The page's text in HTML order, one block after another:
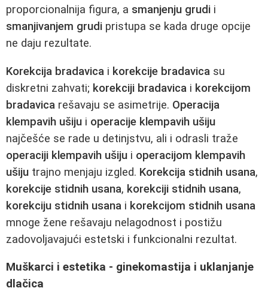
proporcionalnija figura, a smanjenju grudi i
smanjivanjem grudi pristupa se kada druge opcije
ne daju rezultate.
Korekcija bradavica i korekcije bradavica su
diskretni zahvati; korekciji bradavica i korekcijom
bradavica rešavaju se asimetrije. Operacija
klempavih ušiju i operacije klempavih ušiju
najčešće se rade u detinjstvu, ali i odrasli traže
operaciji klempavih ušiju i operacijom klempavih
ušiju trajno menjaju izgled. Korekcija stidnih usana,
korekcije stidnih usana, korekciji stidnih usana,
korekciju stidnih usana i korekcijom stidnih usana
mnoge žene rešavaju nelagodnost i postižu
zadovoljavajući estetski i funkcionalni rezultat.
Muškarci i estetika - ginekomastija i uklanjanje
dlačica